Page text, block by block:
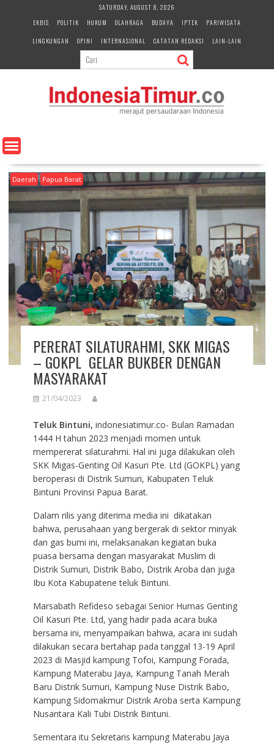
e
n
SATURDAY, AUGUST 8, 2026
EKBIS
POLITIK HUKUM OLAHRAGA BUDAYA IPTEK
PARIWISATA
LINGKUNGAN
OPINI INTERNASIONAL CATATAN REDAKSI LAIN-LAIN
Daerah Papua Barat
PERERAT SILATURAHMI, SKK MIGAS
– GOKPL GELAR BUKBER DENGAN
MASYARAKAT
21/04/2023
Teluk Bintuni, indonesiatimur.co- Bulan Ramadan
1444 H tahun 2023 menjadi momen untuk
mempererat silaturahmi. Hal ini juga dilakukan oleh
SKK Migas-Genting Oil Kasuri Pte. Ltd (GOKPL) yang
beroperasi di Distrik Sumuri, Kabupaten Teluk
Bintuni Provinsi Papua Barat.
Dalam rilis yang diterima media ini dikatakan
bahwa, perusahaan yang bergerak di sektor minyak
dan gas bumi ini, melaksanakan kegiatan buka
puasa bersama dengan masyarakat Muslim di
Distrik Sumuri, Distrik Babo, Distrik Aroba dan juga
Ibu Kota Kabupatene teluk Bintuni.
Marsabath Refideso sebagai Senior Humas Genting
Oil Kasuri Pte. Ltd, yang hadir pada acara buka
bersama ini, menyampaikan bahwa, acara ini sudah
dilakukan secara bertahap pada tanggal 13-19 April
2023 di Masjid kampung Tofoi, Kampung Forada,
Kampung Materabu Jaya, Kampung Tanah Merah
Baru Distrik Sumuri, Kampung Nuse Distrik Babo,
Kampung Sidomakmur Distrik Aroba serta Kampung
Nusantara Kali Tubi Distrik Bintuni.
Sementara itu Sekretaris kampung Materabu Jaya